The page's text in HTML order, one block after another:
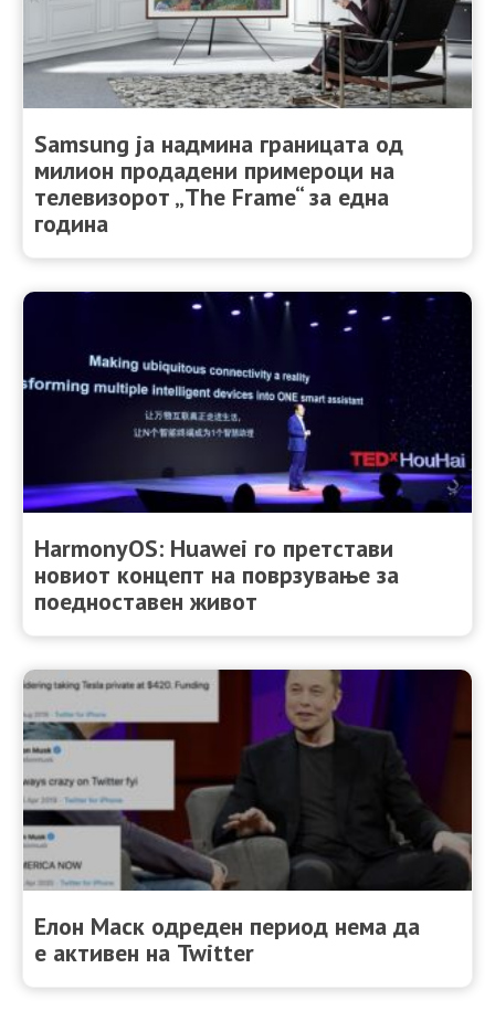
Samsung ја надмина границата од
милион продадени примероци на
телевизорот „The Frame“ за една
година
HarmonyОS: Huawei го претстави
новиот концепт на поврзување за
поедноставен живот
Елон Маск одреден период нема да
е активен на Twitter